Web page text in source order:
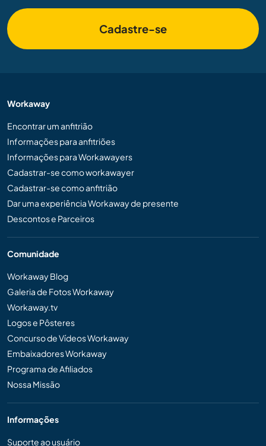
Cadastre-se
Workaway
Encontrar um anfitrião
Informações para anfitriões
Informações para Workawayers
Cadastrar-se como workawayer
Cadastrar-se como anfitrião
Dar uma experiência Workaway de presente
Descontos e Parceiros
Comunidade
Workaway Blog
Galeria de Fotos Workaway
Workaway.tv
Logos e Pôsteres
Concurso de Vídeos Workaway
Embaixadores Workaway
Programa de Afiliados
Nossa Missão
Informações
Suporte ao usuário